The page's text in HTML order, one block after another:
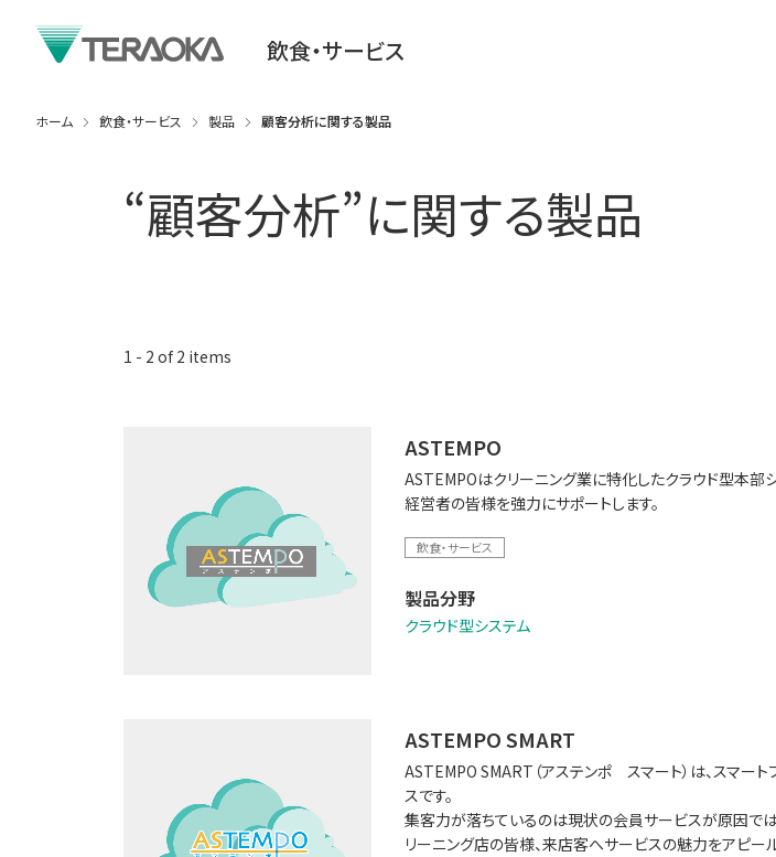
飲食・サービス
ホーム 飲食・サービス 製品 顧客分析に関する製品
“顧客分析”に関する製品
1 - 2 of2 items
ASTEMPO
ASTEMPOはクリーニング業に特化したクラウド型本部
経営者の皆様を強力にサポートします。
飲食・サービス
製品分野
クラウド型システム
ASTEMPO SMART
ASTEMPO SMART（アステンポ スマート）は、スマー
スです。
集客力が落ちているのは現状の会員サービスが原因で
リーニング店の皆様、来店客へサービスの魅力をアピー